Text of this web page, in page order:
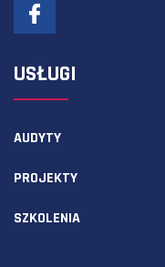
USŁUGI
AUDYTY
PROJEKTY
SZKOLENIA